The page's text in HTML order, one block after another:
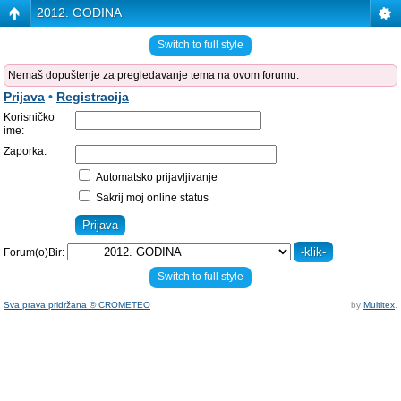
2012. GODINA
Switch to full style
Nemaš dopuštenje za pregledavanje tema na ovom forumu.
Prijava • Registracija
Korisničko
ime:
Zaporka:
Automatsko prijavljivanje
Sakrij moj online status
Forum(o)Bir:
Switch to full style
Sva prava pridržana © CROMETEO by Multitex